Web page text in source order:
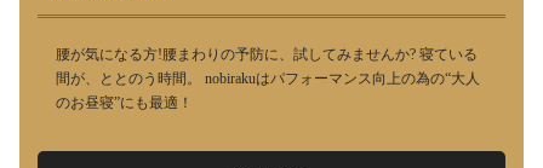
腰が気になる方!腰まわりの予防に、試してみませんか? 寝ている
間が、ととのう時間。 nobirakuはパフォーマンス向上の為の“大人
のお昼寝”にも最適！